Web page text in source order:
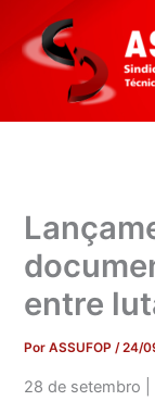
para
conteúdo
entre
PorASSUFOP/24/
28 de setembro